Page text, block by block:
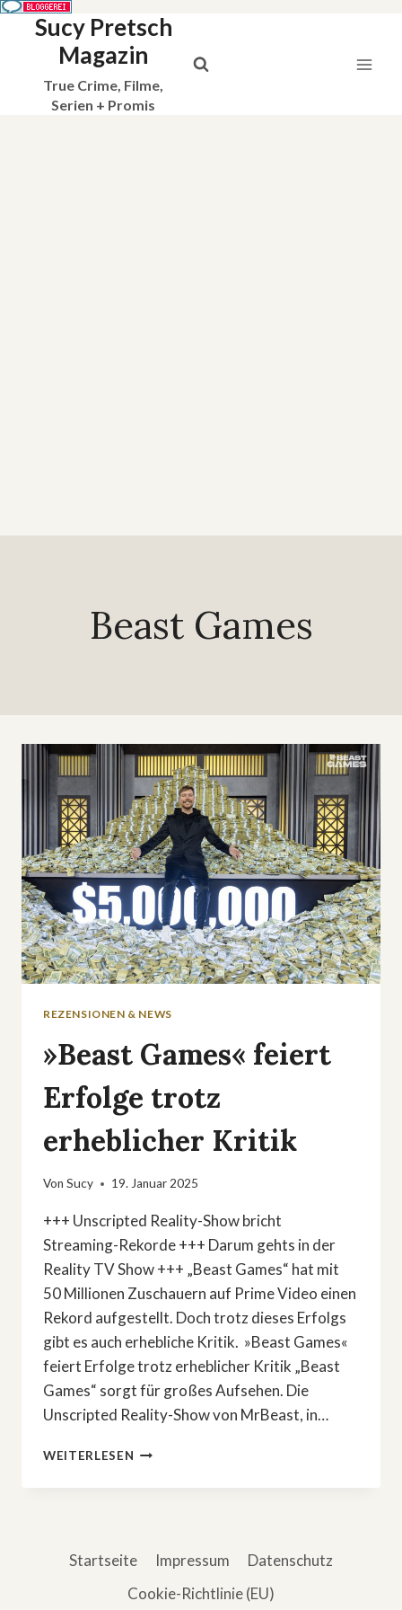
Sucy Pretsch
Magazin
True Crime, Filme,
Serien + Promis
Beast Games
REZENSIONEN & NEWS
»Beast Games« feiert
Erfolge trotz
erheblicher Kritik
Von Sucy 19. Januar 2025
+++ Unscripted Reality-Show bricht
Streaming-Rekorde +++ Darum gehts in der
Reality TV Show +++ „Beast Games“ hat mit
50 Millionen Zuschauern auf Prime Video einen
Rekord aufgestellt. Doch trotz dieses Erfolgs
gibt es auch erhebliche Kritik. »Beast Games«
feiert Erfolge trotz erheblicher Kritik „Beast
Games“ sorgt für großes Aufsehen. Die
Unscripted Reality-Show von MrBeast, in…
WEITERLESEN »BEAST
FEIERT
KRITIK
Startseite Impressum
Datenschutz
Cookie-Richtlinie (EU)